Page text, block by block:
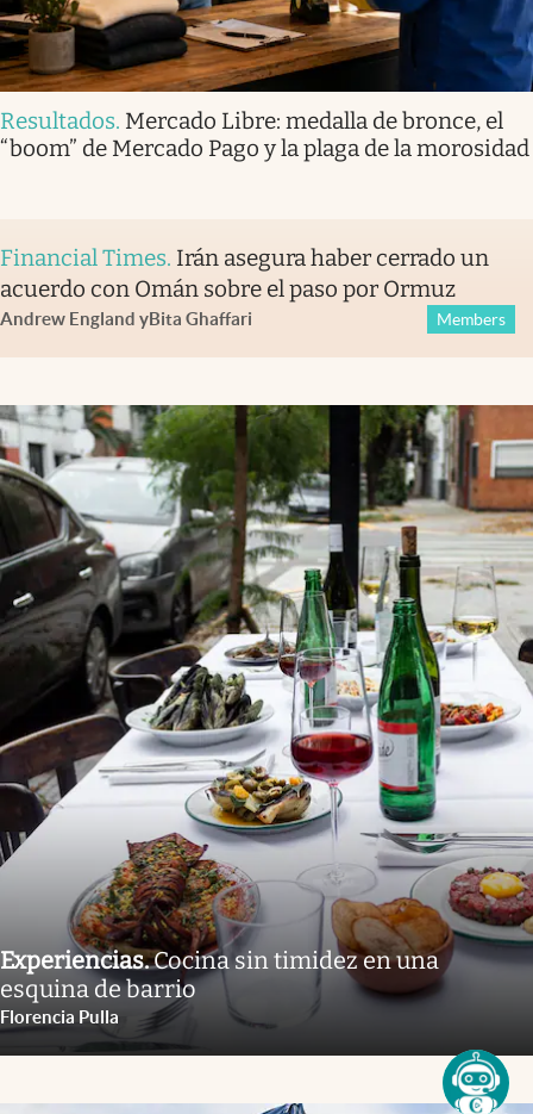
Resultados. Mercado Libre: medalla de bronce, el
“boom” de Mercado Pago y la plaga de la morosidad
Financial Times. Irán asegura haber cerrado un
acuerdo con Omán sobre el paso por Ormuz
Andrew England yBita Ghaffari Members
Experiencias.Cocina sin timidez en una
esquina de barrio
Florencia Pulla